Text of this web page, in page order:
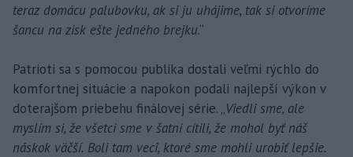
teraz domácu palubovku, ak si ju uhájime, tak si otvoríme
šancu na zisk ešte jedného brejku.“
Patrioti sa s pomocou publika dostali veľmi rýchlo do
komfortnej situácie a napokon podali najlepší výkon v
doterajšom priebehu finálovej série. „Viedli sme, ale
myslím si, že všetci sme v šatni cítili, že mohol byť náš
náskok väčší. Boli tam veci, ktoré sme mohli urobiť lepšie.